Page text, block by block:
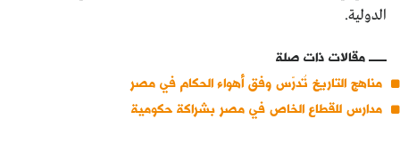
الدولية.
مقالات ذات صلة
مناهج التاريخ تُدرّس وفق أهواء الحكام في مصر
مدارس للقطاع الخاص في مصر بشراكة حكومية